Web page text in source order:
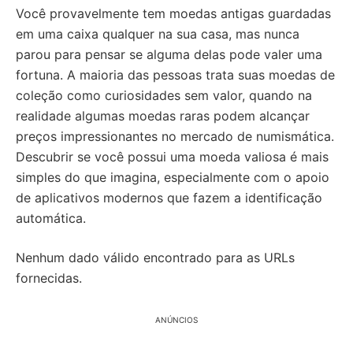
Você provavelmente tem moedas antigas guardadas
em uma caixa qualquer na sua casa, mas nunca
parou para pensar se alguma delas pode valer uma
fortuna. A maioria das pessoas trata suas moedas de
coleção como curiosidades sem valor, quando na
realidade algumas moedas raras podem alcançar
preços impressionantes no mercado de numismática.
Descubrir se você possui uma moeda valiosa é mais
simples do que imagina, especialmente com o apoio
de aplicativos modernos que fazem a identificação
automática.
Nenhum dado válido encontrado para as URLs
fornecidas.
ANÚNCIOS